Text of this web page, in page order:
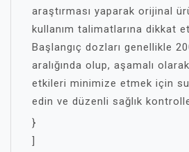
araştırması yaparak orijinal
kullanım talimatlarına dikkat
Başlangıç dozları genellikle
aralığında olup, aşamalı
etkileri minimize etmek için su
edin ve düzenli sağlık
}
]